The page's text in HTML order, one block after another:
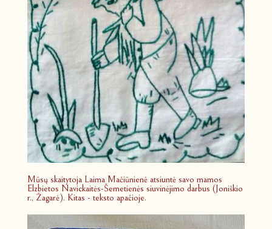
Mūsų skaitytoja Laima Mačiūnienė atsiuntė savo mamos
Elzbietos Navickaitės-Šemetienės siuvinėjimo darbus (Joniškio
r., Žagarė). Kitas - teksto apačioje.